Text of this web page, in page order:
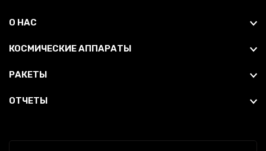
О НАС
КОСМИЧЕСКИЕ АППАРАТЫ
РАКЕТЫ
ОТЧЕТЫ